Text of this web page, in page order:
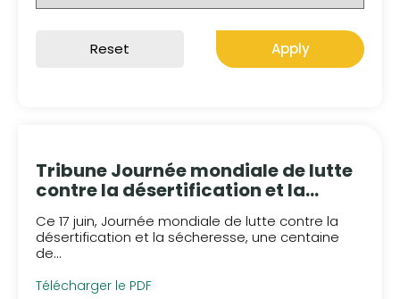
Tribune Journée mondiale de lutte
contre la désertification et la
sécheresse du 17 juin 2020 – LE
MONDE
Ce 17 juin, Journée mondiale de lutte contre la
désertification et la sécheresse, une centaine
de...
Télécharger le PDF
Apply
Reset